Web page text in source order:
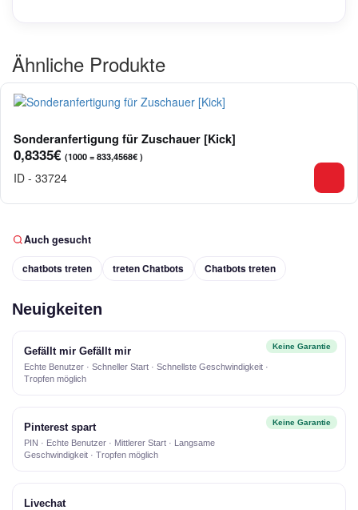
Ähnliche Produkte
Sonderanfertigung für Zuschauer [Kick]
0,8335€ (1000 = 833,4568€ )
ID - 33724
Auch gesucht
chatbots treten
treten Chatbots Chatbots treten
Neuigkeiten
Keine Garantie
Gefällt mir Gefällt mir
Echte Benutzer · Schneller Start · Schnellste Geschwindigkeit ·
Tropfen möglich
Keine Garantie
Pinterest spart
PIN · Echte Benutzer · Mittlerer Start · Langsame
Geschwindigkeit · Tropfen möglich
Livechat